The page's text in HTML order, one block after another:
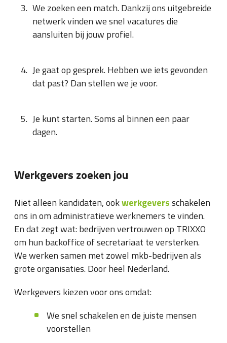
We zoeken een match. Dankzij ons uitgebreide
netwerk vinden we snel vacatures die
aansluiten bij jouw profiel.
Je gaat op gesprek. Hebben we iets gevonden
dat past? Dan stellen we je voor.
Je kunt starten. Soms al binnen een paar
dagen.
Werkgevers zoeken jou
Niet alleen kandidaten, ookwerkgeversschakelen
ons in om administratieve werknemers te vinden.
En dat zegt wat: bedrijven vertrouwen op TRIXXO
om hun backoffice of secretariaat te versterken.
We werken samen met zowel mkb-bedrijven als
grote organisaties. Door heel Nederland.
Werkgevers kiezen voor ons omdat:
We snel schakelen en de juiste mensen
voorstellen